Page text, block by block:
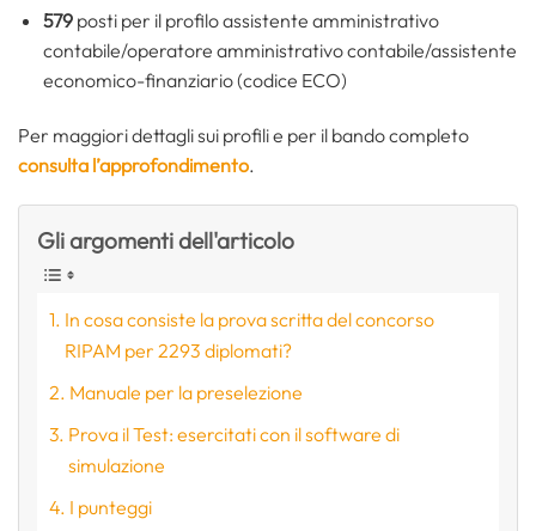
579 posti per il profilo assistente amministrativo
contabile/operatore amministrativo contabile/assistente
economico-finanziario (codice ECO)
Per maggiori dettagli sui profili e per il bando completo
consulta l’approfondimento.
Gli argomenti dell'articolo
In cosa consiste la prova scritta del concorso
RIPAM per 2293 diplomati?
Manuale per la preselezione
Prova il Test: esercitati con il software di
simulazione
I punteggi